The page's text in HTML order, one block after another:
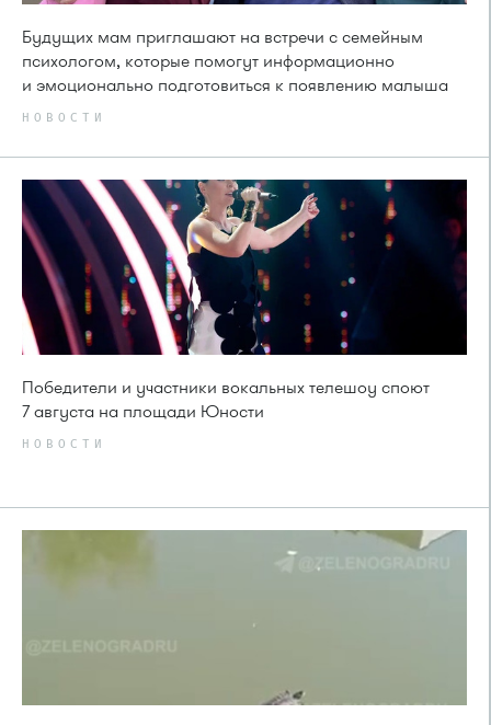
Будущих мам приглашают на встречи с семейным
психологом, которые помогут информационно
и эмоционально подготовиться к появлению малыша
НОВОСТИ
Победители и участники вокальных телешоу споют
7 августа на площади Юности
НОВОСТИ